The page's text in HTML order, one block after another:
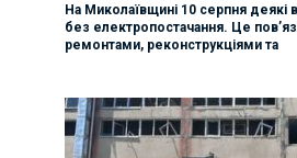
На Миколаївщині 10 серпня деякі
без електропостачання. Це
ремонтами, реконструкціями та